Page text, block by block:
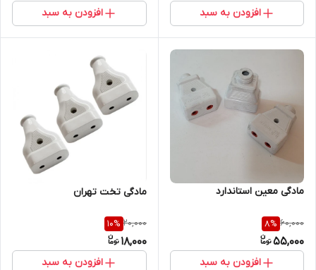
افزودن به سبد افزودن به سبد
مادگی معین استاندارد
60,000
8%
55,000
افزودن به سبد
مادگی تخت تهران
20,000
10%
18,000
افزودن به سبد